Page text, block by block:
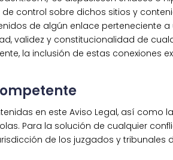
control sobre dichos sitios y
de algún enlace perteneciente
validez y constitucionalidad de
la inclusión de estas conexiones
en este Aviso Legal, así como las
Para la solución de cualquier
de los juzgados y tribunales